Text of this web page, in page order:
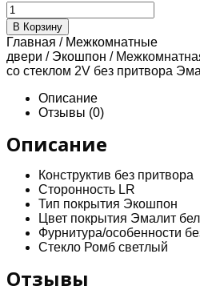
Количество
товара
Межкомнатная
дверь
экошпон
ALTO
2V
без
Эмалит
белый
В Корзину
Главная / Межкомнатные
двери / Экошпон /
со стеклом 2V без притвора
Описание
Отзывы (0)
Описание
Конструктив без притвора
Сторонность LR
Тип покрытия Экошпон
Цвет покрытия Эмалит
Фурнитура/особенности
Стекло Ромб светлый
Отзывы